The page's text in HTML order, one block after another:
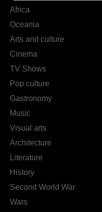
Africa
Oceania
Arts and culture
Cinema
TV Shows
Pop culture
Gastronomy
Music
Visual arts
Architecture
Literature
History
Second World War
Wars